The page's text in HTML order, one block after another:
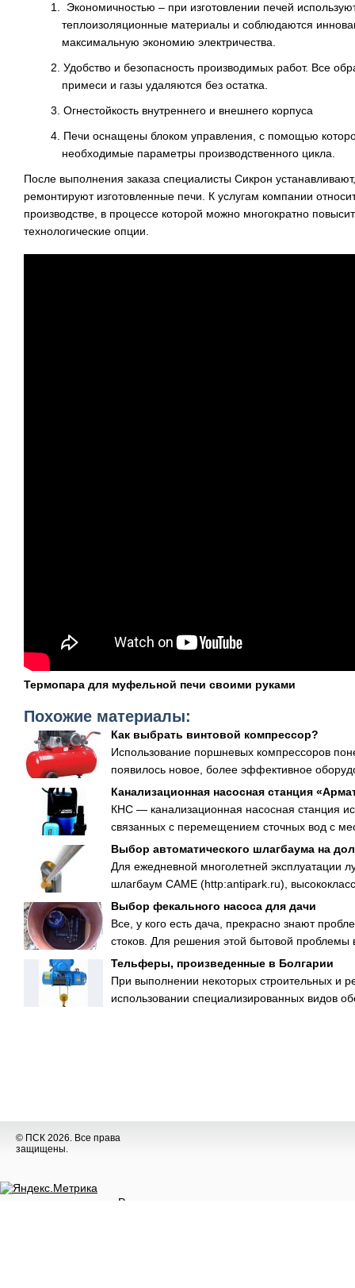
Экономичностью – при изготовлении печей
теплоизоляционные материалы и соблюдаются
максимальную экономию электричества.
Удобство и безопасность производимых работ. Все
примеси и газы удаляются без остатка.
Огнестойкость внутреннего и внешнего корпуса
Печи оснащены блоком управления, с помощью
необходимые параметры производственного цикла.
После выполнения заказа специалисты Сикрон
ремонтируют изготовленные печи. К услугам компании
производстве, в процессе которой можно многократно
технологические опции.
Термопара для муфельной печи своими руками
Похожие материалы:
Как выбрать винтовой компрессор?
Использование поршневых компрессоров
появилось новое, более эффективное
Канализационная насосная станция
КНС — канализационная насосная станция
связанных с перемещением сточных вод с
Выбор автоматического шлагбаума на
Для ежедневной многолетней эксплуатации
шлагбаум CAME (http:antipark.ru),
Выбор фекального насоса для дачи
Все, у кого есть дача, прекрасно знают
стоков. Для решения этой бытовой
Тельферы, произведенные в Болгарии
При выполнении некоторых строительных и
использовании специализированных видов
© ПСК 2026. Все права
защищены.
Разное